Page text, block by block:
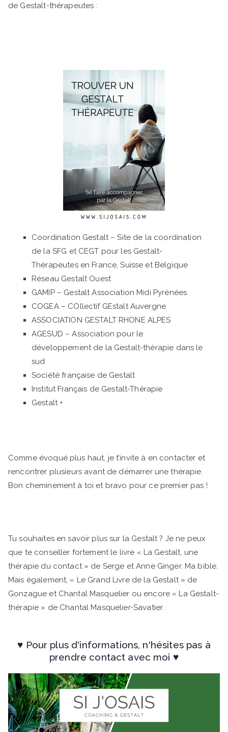
de Gestalt-thérapeutes :
Coordination Gestalt – Site de la coordination
de la SFG et CEGT pour les Gestalt-
Thérapeutes en France, Suisse et Belgique
Réseau Gestalt Ouest
GAMIP – Gestalt Association Midi Pyrénées
COGEA – COllectif GEstalt Auvergne
ASSOCIATION GESTALT RHONE ALPES
AGESUD – Association pour le
développement de la Gestalt-thérapie dans le
sud
Société française de Gestalt
Institut Français de Gestalt-Thérapie
Gestalt +
Comme évoqué plus haut, je t’invite à en contacter et
rencontrer plusieurs avant de démarrer une thérapie.
Bon cheminement à toi et bravo pour ce premier pas !
Tu souhaites en savoir plus sur la Gestalt ? Je ne peux
que te conseiller fortement le livre « La Gestalt, une
thérapie du contact » de Serge et Anne Ginger. Ma bible.
Mais également, « Le Grand Livre de la Gestalt » de
Gonzague et Chantal Masquelier ou encore « La Gestalt-
thérapie » de Chantal Masquelier-Savatier .
♥ Pour plus d'informations, n'hésites pas à
prendre contact avec moi ♥